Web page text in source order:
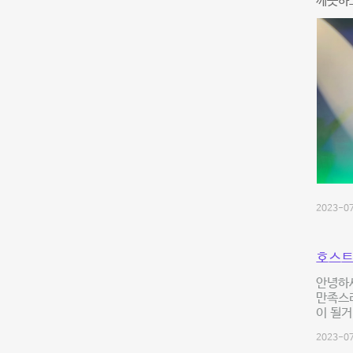
2023-
호스
안녕하
만족
이 될
2023-